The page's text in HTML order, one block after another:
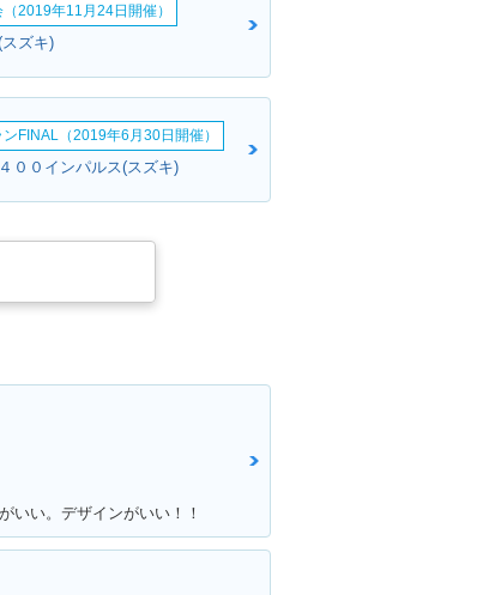
2019年11月24日開催）
ズキ)
FINAL（2019年6月30日開催）
００インパルス(スズキ)
いい。デザインがいい！！